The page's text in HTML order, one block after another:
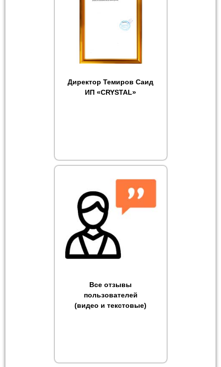
Директор Темиров Саид
ИП «CRYSTAL»
Все отзывы
пользователей
(видео и текстовые)